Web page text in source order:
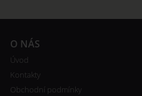
O NÁS
Úvod
Kontakty
Obchodní podmínky